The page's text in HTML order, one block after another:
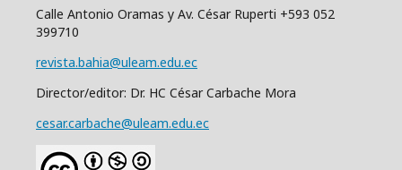
Calle Antonio Oramas y Av. César Ruperti +593 052
399710
revista.bahia@uleam.edu.ec
Director/editor: Dr. HC César Carbache Mora
cesar.carbache@uleam.edu.ec